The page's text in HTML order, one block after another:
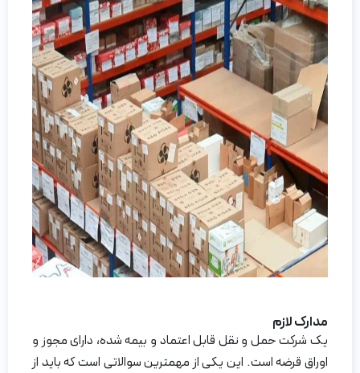
مدارک لازم
یک شرکت حمل و نقل قابل اعتماد و بیمه شده، دارای مجوز و
اوراق قرضه است. این یکی از مهمترین سوالاتی است که باید از